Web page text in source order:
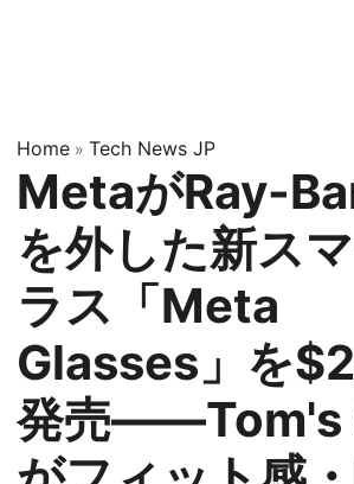
Home » Tech News JP
MetaがRay-
を外した新ス
ラス「Meta
Glasses」を
発売——Tom's